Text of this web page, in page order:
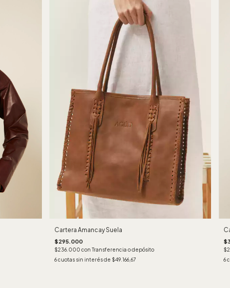
Cartera Amancay Suela
$295.000
$236.000 con Transferencia o depósito
6 cuotas sin interés de $49.166,67
6